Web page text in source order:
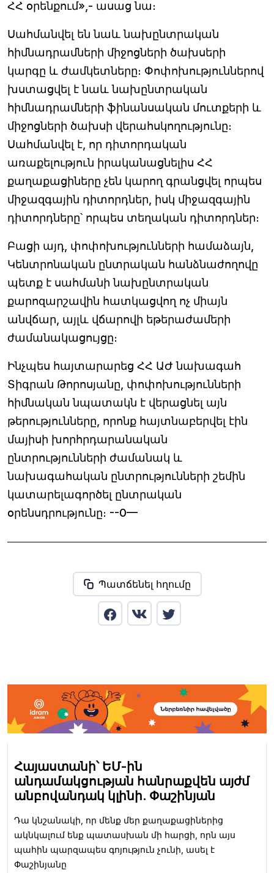
ՀՀ օրենքում»,- ասաց նա։
Սահմանվել են նաև նախընտրական
հիմնադրամների միջոցների ծախսերի
կարգը և ժամկետները։ Փոփոխություններով
խստացվել է նաև նախընտրական
հիմնադրամների ֆինանսական մուտքերի և
միջոցների ծախսի վերահսկողությունը։
Սահմանվել է, որ դիտորդական
առաքելություն իրականացնելիս ՀՀ
քաղաքացիները չեն կարող գրանցվել որպես
միջազգային դիտորդներ, իսկ միջազգային
դիտորդները՝ որպես տեղական դիտորդներ։
Բացի այդ, փոփոխությունների համաձայն,
Կենտրոնական ընտրական հանձնաժողովը
պետք է սահմանի նախընտրական
քարոզարշավին հատկացվող ոչ միայն
անվճար, այլև վճարովի եթերաժամերի
ժամանակացույցը։
Ինչպես հայտարարեց ՀՀ ԱԺ նախագահ
Տիգրան Թորոսյանը, փոփոխությունների
հիմնական նպատակն է վերացնել այն
թերությունները, որոնք հայտնաբերվել էին
մայիսի խորհրդարանական
ընտրությունների ժամանակ և
նախագահական ընտրությունների շեմին
կատարելագործել ընտրական
օրենսդրությունը։ --0—
Պատճենել հղումը
Հայաստանի՝ ԵՄ-ին
անդամակցության հանրաքվեն այժմ
անբովանդակ կլինի. Փաշինյան
Դա կնշանակի, որ մենք մեր քաղաքացիներից
ակնկալում ենք պատասխան մի հարցի, որն այս
պահին պարզապես գոյություն չունի, ասել է
Փաշինյանը